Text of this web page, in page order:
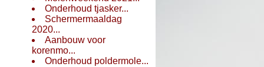
Onderhoud tjasker...
Schermermaaldag
2020...
Aanbouw voor
korenmo...
Onderhoud poldermole...